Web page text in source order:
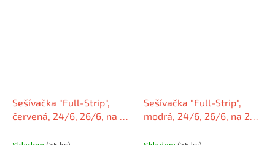
Sešívačka "Full-Strip",
červená, 24/6, 26/6, na 20
Sešívačka "Full-Strip",
modrá, 24/6, 26/6, na 20